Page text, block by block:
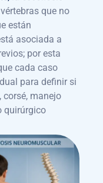
que no
están
asociada a
por esta
cada caso
para definir si
corsé, manejo
quirúrgico